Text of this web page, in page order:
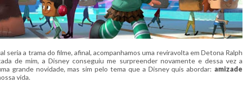
seria a trama do filme, afinal, acompanhamos uma reviravolta em Detona Ralph
de mim, a Disney conseguiu me surpreender novamente e dessa vez a
grande novidade, mas sim pelo tema que a Disney quis abordar: amizade
vida.